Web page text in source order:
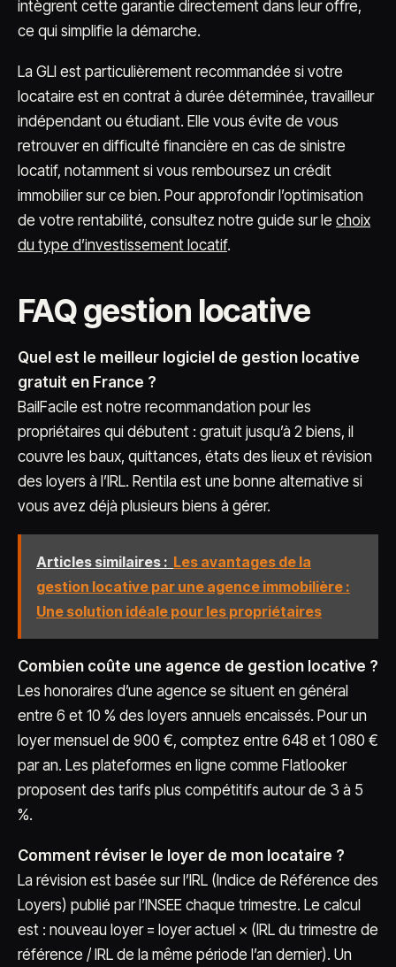
intègrent cette garantie directement dans leur offre,
ce qui simplifie la démarche.
La GLI est particulièrement recommandée si votre
locataire est en contrat à durée déterminée, travailleur
indépendant ou étudiant. Elle vous évite de vous
retrouver en difficulté financière en cas de sinistre
locatif, notamment si vous remboursez un crédit
immobilier sur ce bien. Pour approfondir l’optimisation
de votre rentabilité, consultez notre guide sur le choix
du type d’investissement locatif.
FAQ gestion locative
Quel est le meilleur logiciel de gestion locative
gratuit en France ?
BailFacile est notre recommandation pour les
propriétaires qui débutent : gratuit jusqu’à 2 biens, il
couvre les baux, quittances, états des lieux et révision
des loyers à l’IRL. Rentila est une bonne alternative si
vous avez déjà plusieurs biens à gérer.
Articles similaires : Les avantages de la
gestion locative par une agence immobilière :
Une solution idéale pour les propriétaires
Combien coûte une agence de gestion locative ?
Les honoraires d’une agence se situent en général
entre 6 et 10 % des loyers annuels encaissés. Pour un
loyer mensuel de 900 €, comptez entre 648 et 1 080 €
par an. Les plateformes en ligne comme Flatlooker
proposent des tarifs plus compétitifs autour de 3 à 5
%.
Comment réviser le loyer de mon locataire ?
La révision est basée sur l’IRL (Indice de Référence des
Loyers) publié par l’INSEE chaque trimestre. Le calcul
est : nouveau loyer = loyer actuel × (IRL du trimestre de
référence / IRL de la même période l’an dernier). Un